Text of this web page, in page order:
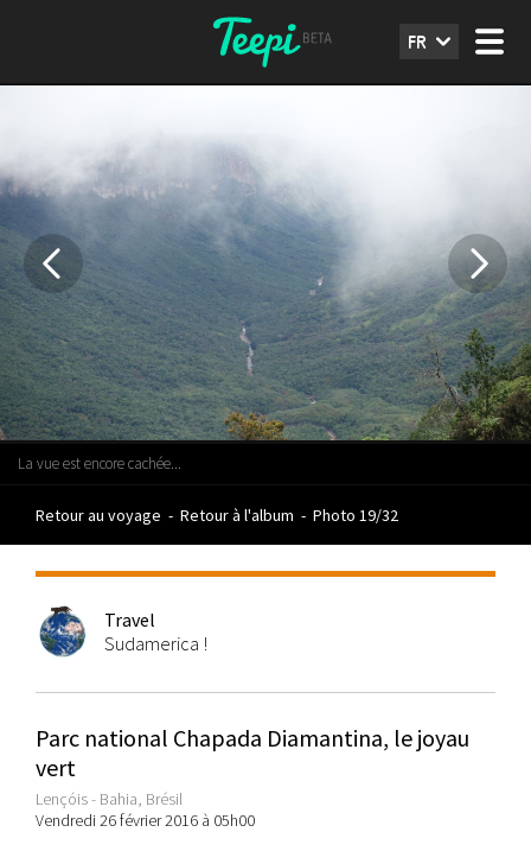
FR
La vue est encore cachée...
Retour au voyage - Retour à l'album - Photo 19/32
Travel
Sudamerica !
Parc national Chapada Diamantina, le joyau
vert
Lençóis - Bahia, Brésil
Vendredi 26 février 2016 à 05h00